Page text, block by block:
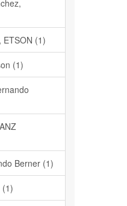
ETSON (1)
(1)
Berner (1)
(1)